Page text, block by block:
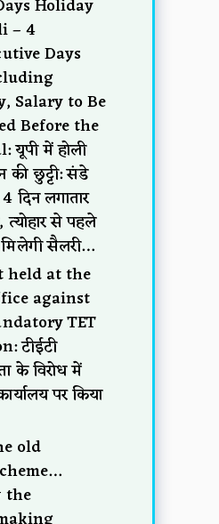
Holiday
– 4
Days
Salary to Be
Before the
यूपी में होली
की छुट्टी: संडे
दिन लगातार
से पहले
सैलरी…
held at the
against
TET
टीईटी
के विरोध में
पर किया
old
the